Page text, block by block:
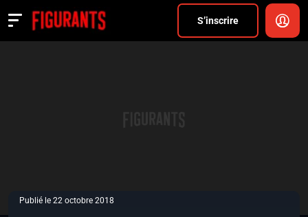
S’inscrire
Actualités
Publié le 22 octobre 2018